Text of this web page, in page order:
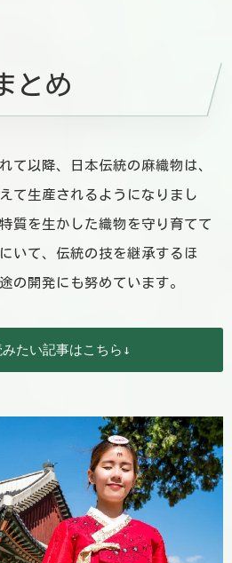
とめ
て以降、日本伝統の麻織物は、
て生産されるようになりまし
質を生かした織物を守り育てて
いて、伝統の技を継承するほ
の開発にも努めています。
たい記事はこちら↓